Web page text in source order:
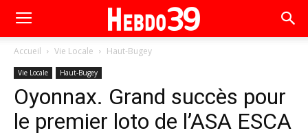
Accueil Vie Locale Haut-Bugey
Vie Locale Haut-Bugey
Oyonnax. Grand succès pour
le premier loto de l’ASA ESCA